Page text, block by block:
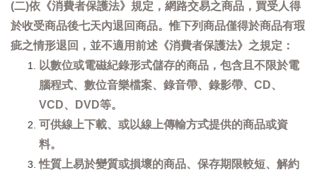
(二)依《消費者保護法》規定，網路交易之商品，買受人得
於收受商品後七天內退回商品。惟下列商品僅得於商品有瑕
疵之情形退回，並不適用前述《消費者保護法》之規定：
以數位或電磁紀錄形式儲存的商品，包含且不限於電
腦程式、數位音樂檔案、錄音帶、錄影帶、CD、
VCD、DVD等。
可供線上下載、或以線上傳輸方式提供的商品或資
料。
性質上易於變質或損壞的商品、保存期限較短、解約